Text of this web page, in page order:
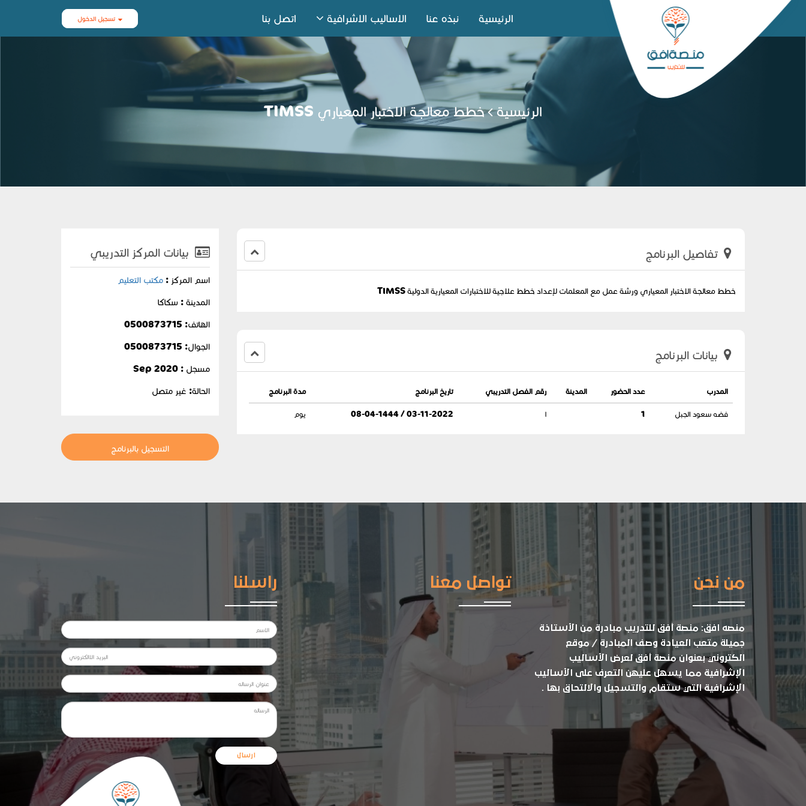
الرئيسية نبذه عنا الاساليب الاشرافية اتصل بنا تسجيل الدخول
الرئيسية خطط معالجة الاختبار المعياري TIMSS
تفاصيل البرنامج
خطط معالجة الاختبار المعياري ‏ورشة عمل مع المعلمات لإعداد خطط علاجية للاختبارات المعيارية الدولية TIMSS
بيانات البرنامج
المدرب عدد الحضور المدينة رقم الفصل التدريبي تاريخ البرنامج مدة البرنامج
فضه سعود الجبل 1 ١ 03-11-2022 / 08-04-1444 يوم
بيانات المركز التدريبي
اسم المركز :مكتب التعليم
المدينة : سكاكا
الهاتف: 0500873715
الجوال:
مسجل : Sep 2020
الحالة: غير متصل
التسجيل بالبرنامج
من نحن
منصه افق: منصة أفق للتدريب مبادرة من الأستاذة
جميلة متعب العيادة وصف المبادرة / موقع
الكتروني بعنوان منصة أفق لعرض الأساليب
الإشرافية مما يسهل عليهن التعرف على الأساليب
الإشرافية التي ستقام والتسجيل والالتحاق بها .
تواصل معنا راسلنا
ارسال